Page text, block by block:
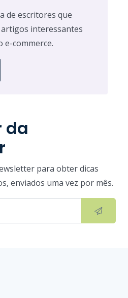
de escritores que
interessantes
e-commerce.
da
para obter dicas
enviados uma vez por mês.